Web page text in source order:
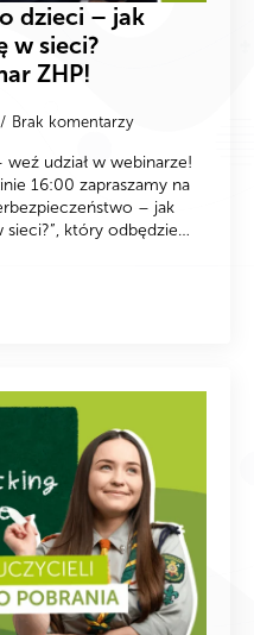
dzieci – jak
w sieci?
ZHP!
Brak komentarzy
udział w webinarze!
16:00 zapraszamy na
– jak
który odbędzie…